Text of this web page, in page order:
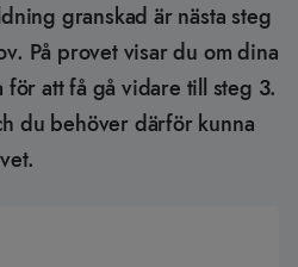
granskad är nästa steg
På provet visar du om dina
att få gå vidare till steg 3.
du behöver därför kunna